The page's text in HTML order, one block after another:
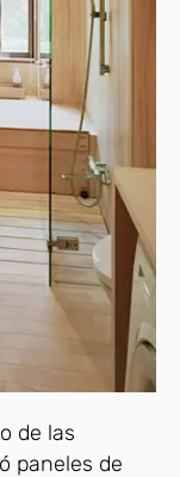
de las
paneles de